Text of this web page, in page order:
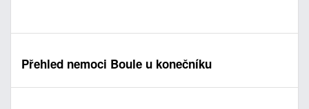
Přehled nemoci Boule u konečníku